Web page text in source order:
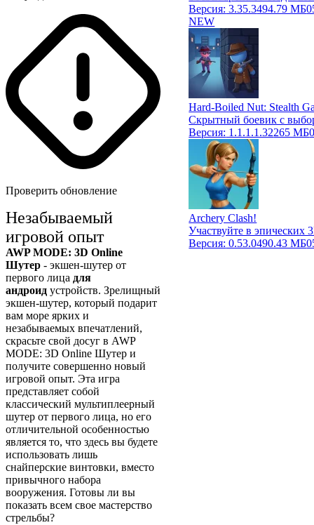
Проверить обновление
Незабываемый
игровой опыт
AWP MODE: 3D Online
Шутер - экшен-шутер от
первого лица для
андроид устройств. Зрелищный
экшен-шутер, который подарит
вам море ярких и
незабываемых впечатлений,
скрасьте свой досуг в AWP
MODE: 3D Online Шутер и
получите совершенно новый
игровой опыт. Эта игра
представляет собой
классический мультиплеерный
шутер от первого лица, но его
отличительной особенностью
является то, что здесь вы будете
использовать лишь
снайперские винтовки, вместо
привычного набора
вооружения. Готовы ли вы
показать всем свое мастерство
стрельбы?
Версия: 3.35.3494.79 МБ
NEW
Hard-Boiled Nut: Stealth
Скрытный боевик с
Версия: 1.1.1.1.32265 МБ
Archery Clash!
Участвуйте в эпических
Версия: 0.53.0490.43 МБ